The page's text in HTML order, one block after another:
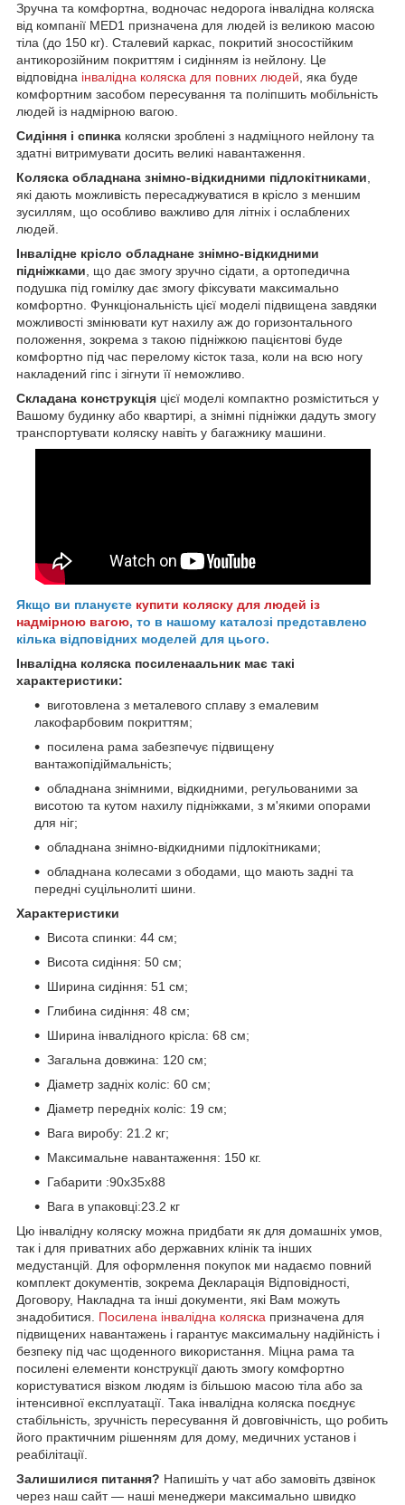
Зручна та комфортна, водночас недорога інвалідна коляска
від компанії MED1 призначена для людей із великою масою
тіла (до 150 кг). Сталевий каркас, покритий зносостійким
антикорозійним покриттям і сидінням із нейлону. Це
відповідна інвалідна коляска для повних людей, яка буде
комфортним засобом пересування та поліпшить мобільність
людей із надмірною вагою.
Сидіння і спинка коляски зроблені з надміцного нейлону та
здатні витримувати досить великі навантаження.
Коляска обладнана знімно-відкидними підлокітниками,
які дають можливість пересаджуватися в крісло з меншим
зусиллям, що особливо важливо для літніх і ослаблених
людей.
Інвалідне крісло обладнане знімно-відкидними
підніжками, що дає змогу зручно сідати, а ортопедична
подушка під гомілку дає змогу фіксувати максимально
комфортно. Функціональність цієї моделі підвищена завдяки
можливості змінювати кут нахилу аж до горизонтального
положення, зокрема з такою підніжкою пацієнтові буде
комфортно під час перелому кісток таза, коли на всю ногу
накладений гіпс і зігнути її неможливо.
Складана конструкція цієї моделі компактно розміститься у
Вашому будинку або квартирі, а знімні підніжки дадуть змогу
транспортувати коляску навіть у багажнику машини.
Якщо ви плануєте купити коляску для людей із
надмірною вагою, то в нашому каталозі представлено
кілька відповідних моделей для цього.
Інвалідна коляска посиленаальник має такі
характеристики:
виготовлена з металевого сплаву з емалевим
лакофарбовим покриттям;
посилена рама забезпечує підвищену
вантажопідіймальність;
обладнана знімними, відкидними, регульованими за
висотою та кутом нахилу підніжками, з м'якими опорами
для ніг;
обладнана знімно-відкидними підлокітниками;
обладнана колесами з ободами, що мають задні та
передні суцільнолиті шини.
Характеристики
Висота спинки: 44 см;
Висота сидіння: 50 см;
Ширина сидіння: 51 см;
Глибина сидіння: 48 см;
Ширина інвалідного крісла: 68 см;
Загальна довжина: 120 см;
Діаметр задніх коліс: 60 см;
Діаметр передніх коліс: 19 см;
Вага виробу: 21.2 кг;
Максимальне навантаження: 150 кг.
Габарити :90х35х88
Вага в упаковці:23.2 кг
Цю інвалідну коляску можна придбати як для домашніх умов,
так і для приватних або державних клінік та інших
медустанцій. Для оформлення покупок ми надаємо повний
комплект документів, зокрема Декларація Відповідності,
Договору, Накладна та інші документи, які Вам можуть
знадобитися. Посилена інвалідна коляска призначена для
підвищених навантажень і гарантує максимальну надійність і
безпеку під час щоденного використання. Міцна рама та
посилені елементи конструкції дають змогу комфортно
користуватися візком людям із більшою масою тіла або за
інтенсивної експлуатації. Така інвалідна коляска поєднує
стабільність, зручність пересування й довговічність, що робить
його практичним рішенням для дому, медичних установ і
реабілітації.
Залишилися питання? Напишіть у чат або замовіть дзвінок
через наш сайт — наші менеджери максимально швидко